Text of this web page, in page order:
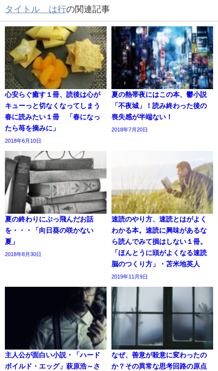
タイトル は行の関連記事
心安らぐ癒す１冊、読後は心が
キューっと切なくなってしまう
春に読みたい１冊 「春になっ
たら苺を摘みに」
2018年6月10日
夏の熱帯夜にはこの本、鬱小説
「不夜城」！読み終わった後の
喪失感が半端ない！
2018年7月20日
夏の終わりにぶっ飛んだお話
を・・・「向日葵の咲かない
夏」
2018年8月30日
速読のやり方、速読とはがよく
わかる本。速読に興味があるな
ら読んでみて損はしない１冊。
「ほんとうに頭がよくなる速読
脳のつくり方」・苫米地英人
2019年11月9日
主人公が面白い小説・「ハード
ボイルド・エッグ」萩原浩～さ
なぜ、善意が殺意に変わったの
か？その異常な思考回路の原点